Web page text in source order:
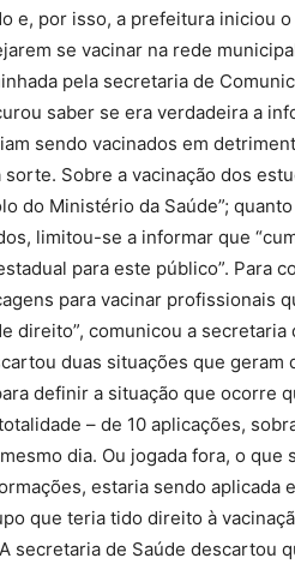
e, por isso, a prefeitura iniciou
se vacinar na rede
pela secretaria de
saber se era verdadeira a
sendo vacinados em
Sobre a vacinação dos
do Ministério da Saúde”;
limitou-se a informar que
para este público”. Para
para vacinar profissionais
direito”, comunicou a secretaria
duas situações que geram
definir a situação que ocorre
– de 10 aplicações,
dia. Ou jogada fora, o
estaria sendo aplicada
que teria tido direito à
A secretaria de Saúde